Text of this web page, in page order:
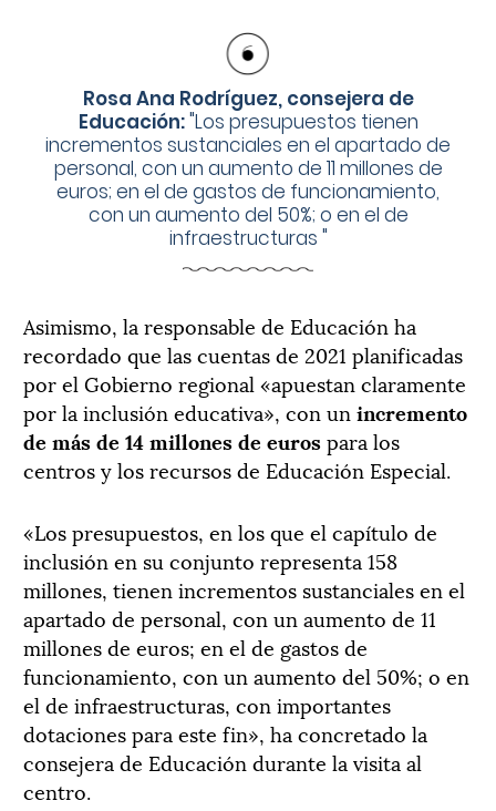
Rosa Ana Rodríguez, consejera de
Educación:"Los presupuestos tienen
incrementos sustanciales en el apartado de
personal, con un aumento de 11 millones de
euros; en el de gastos de funcionamiento,
con un aumento del 50%; o en el de
infraestructuras "
Asimismo, la responsable de Educación ha
recordado que las cuentas de 2021 planificadas
por el Gobierno regional «apuestan claramente
por la inclusión educativa», con un incremento
de más de 14 millones de eurospara los
centros y los recursos de Educación Especial.
«Los presupuestos, en los que el capítulo de
inclusión en su conjunto representa 158
millones, tienen incrementos sustanciales en el
apartado de personal, con un aumento de 11
millones de euros; en el de gastos de
funcionamiento, con un aumento del 50%; o en
el de infraestructuras, con importantes
dotaciones para este fin», ha concretado la
consejera de Educación durante la visita al
centro.